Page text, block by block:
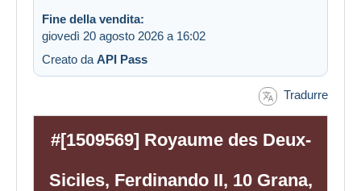
Fine della vendita:
giovedì 20 agosto 2026 a 16:02
Creato da API Pass
Tradurre
#[1509569] Royaume des Deux-
Siciles, Ferdinando II, 10 Grana,